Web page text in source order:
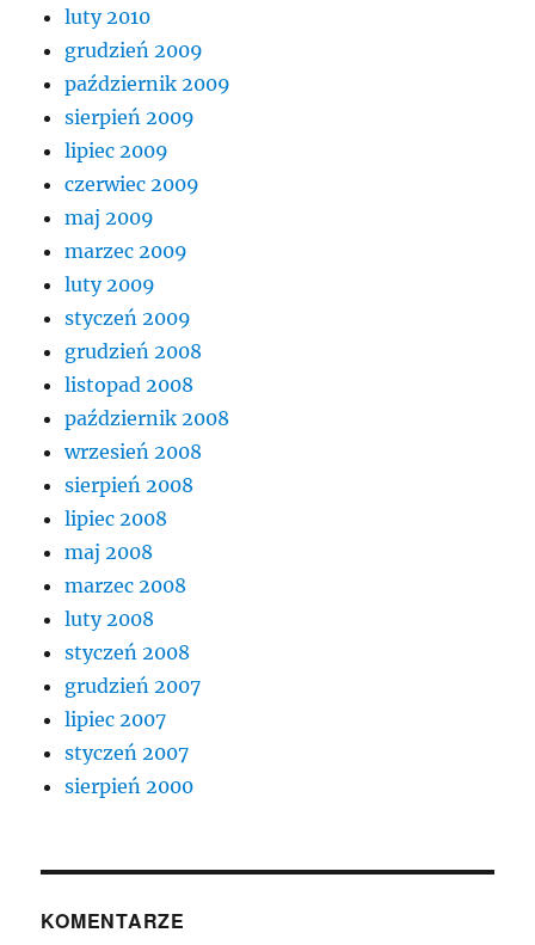
luty 2010
grudzień 2009
październik 2009
sierpień 2009
lipiec 2009
czerwiec 2009
maj 2009
marzec 2009
luty 2009
styczeń 2009
grudzień 2008
listopad 2008
październik 2008
wrzesień 2008
sierpień 2008
lipiec 2008
maj 2008
marzec 2008
luty 2008
styczeń 2008
grudzień 2007
lipiec 2007
styczeń 2007
sierpień 2000
KOMENTARZE